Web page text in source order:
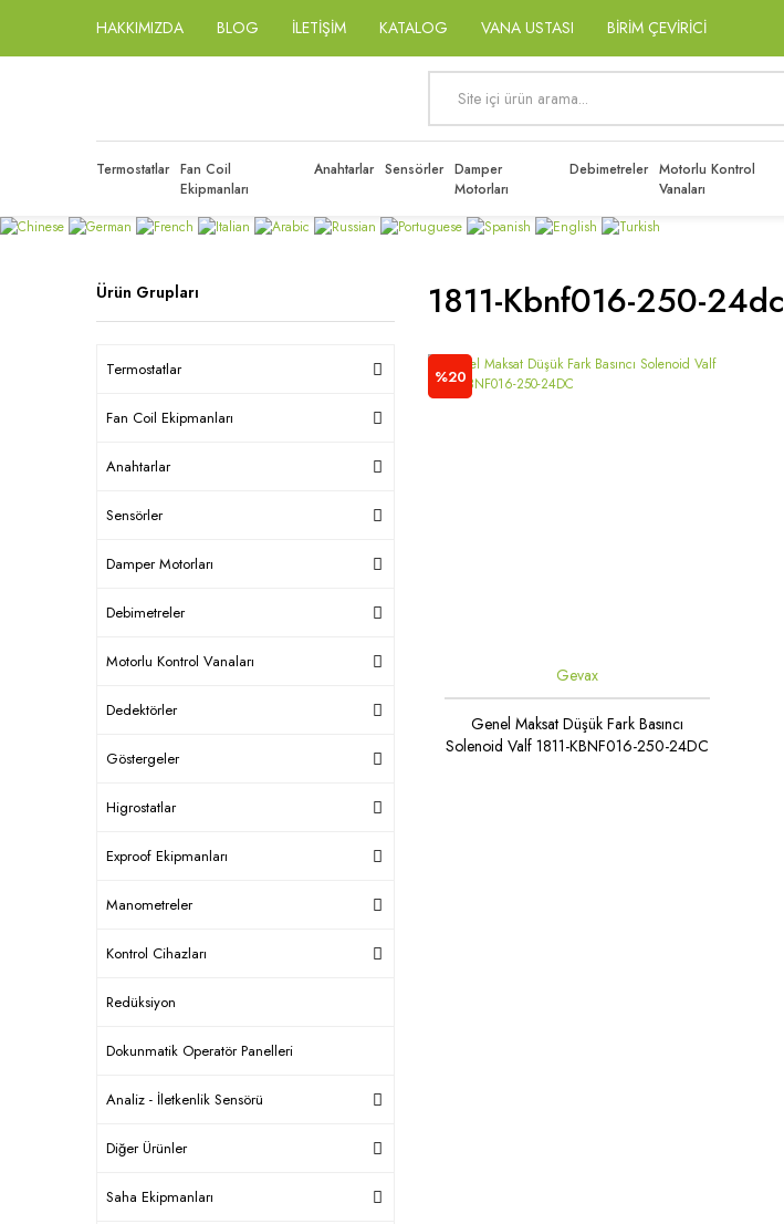
HAKKIMIZDA BLOG İLETİŞİM KATALOG VANA USTASI BİRİM ÇEVİRİCİ
Termostatlar Fan Coil
Ekipmanları
Anahtarlar Sensörler Damper
Motorları
Debimetreler Motorlu Kontrol
Vanaları
Ürün Grupları
Termostatlar
Fan Coil Ekipmanları
Anahtarlar
Sensörler
Damper Motorları
Debimetreler
Motorlu Kontrol Vanaları
Dedektörler
Göstergeler
Higrostatlar
Exproof Ekipmanları
Manometreler
Kontrol Cihazları
Redüksiyon
Dokunmatik Operatör Panelleri
Analiz - İletkenlik Sensörü
Diğer Ürünler
Saha Ekipmanları
1811-Kbnf016-250-24dc
%20
Gevax
Genel Maksat Düşük Fark Basıncı
Solenoid Valf 1811-KBNF016-250-24DC